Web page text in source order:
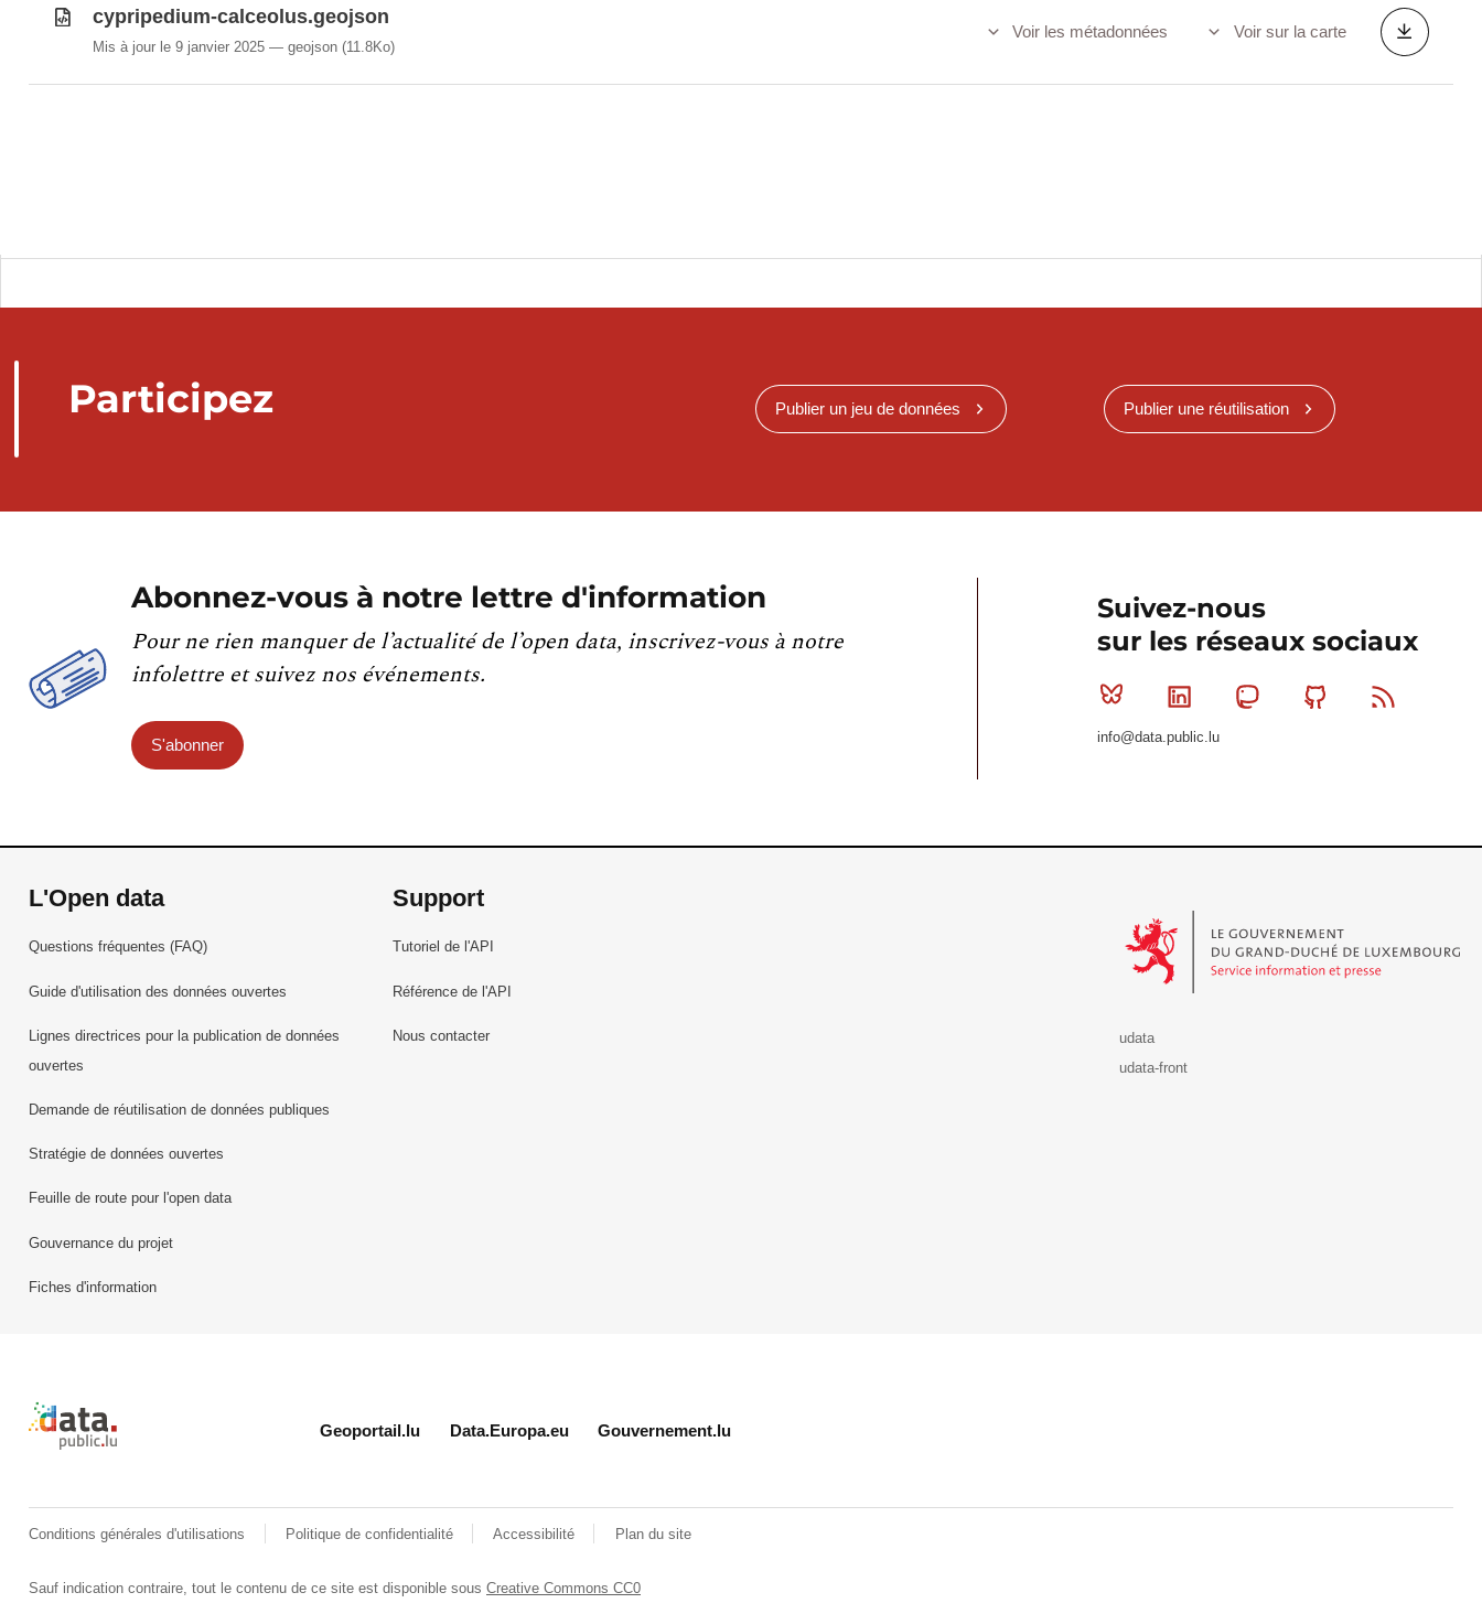
cypripedium-calceolus.geojson
Mis à jour le 9 janvier 2025 geojson(11.8Ko)
Voir les métadonnées Voir sur la carte
Participez Publier un jeu de données Publier une réutilisation
Abonnez-vous à notre lettre d'information
Pour ne rien manquer de l’actualité de l’open data, inscrivez-vous à notre
infolettre et suivez nos événements.
S'abonner
Suivez-nous
sur les réseaux sociaux
Bluesky Linkedin MastodonGithub
info@data.public.lu
L'Open data
Questions fréquentes (FAQ)
Guide d'utilisation des données ouvertes
Lignes directrices pour la publication de données
ouvertes
Demande de réutilisation de données publiques
Stratégie de données ouvertes
Feuille de route pour l'open data
Gouvernance du projet
Fiches d'information
Support
Tutoriel de l'API
Référence de l'API
Nous contacter
udata
udata-front
Retour à l'accueil de data.public.lu
Geoportail.lu Data.Europa.eu Gouvernement.lu
Conditions générales d'utilisations Politique de confidentialité Accessibilité Plan du site
Sauf indication contraire, tout le contenu de ce site est disponible sousCreative Commons CC0